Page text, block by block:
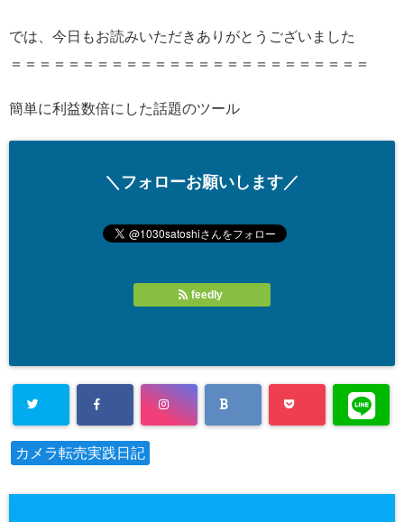
では、今日もお読みいただきありがとうございました
＝＝＝＝＝＝＝＝＝＝＝＝＝＝＝＝＝＝＝＝＝＝＝＝＝
簡単に利益数倍にした話題のツール
＼フォローお願いします／
feedly
カメラ転売実践日記